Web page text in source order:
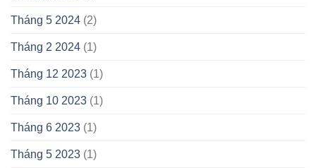
Tháng 5 2024 (2)
Tháng 2 2024 (1)
Tháng 12 2023 (1)
Tháng 10 2023 (1)
Tháng 6 2023 (1)
Tháng 5 2023 (1)